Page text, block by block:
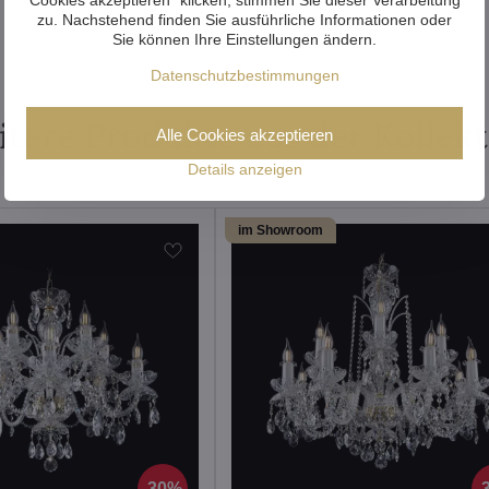
Produkte aus der
im Showroom
zu. Nachstehend finden Sie ausführliche Informationen oder
Sie können Ihre Einstellungen ändern.
Datenschutzbestimmungen
Details anzeigen
Alle Cookies akzeptieren